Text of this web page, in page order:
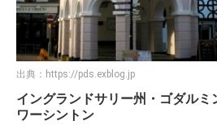
出典： https://pds.exblog.jp
イングランドサリー州・ゴダルミ
ワーシントン